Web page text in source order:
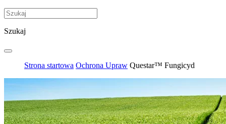
Szukaj
Strona startowa Ochrona Upraw Questar™ Fungicyd